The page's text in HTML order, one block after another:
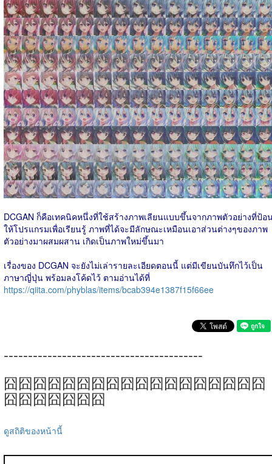
DCGAN ก็คือเทคนิคหนึ่งที่ใช้สร้างภาพเลียนแบบขึ้นจากภาพตัวอย่างที่ป้อ
ให้โปรแกรมเพื่อเรียนรู้ ภาพที่ได้จะมีลักษณะเหมือนเอาส่วนต่างๆของภาพ
ตัวอย่างมาผสมผสาน เกิดเป็นภาพใหม่ขึ้นมา
เรื่องของ DCGAN จะยังไม่เล่ารายละเอียดตอนนี้ แต่มีเขียนบันทึกไว้เป็น
ภาษาญี่ปุ่น พร้อมลงโค้ดไว้ ตามอ่านได้ที่
https://qiita.com/phyblas/items/bcab394e1387f15f66ee
-----------------------------------------
囧囧囧囧囧囧囧囧囧囧囧囧囧囧囧囧囧囧
囧囧囧囧囧囧囧
ดูสถิติของหน้านี้